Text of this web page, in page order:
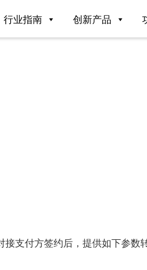
行业指南 创新产品
支付方签约后，提供如下参数